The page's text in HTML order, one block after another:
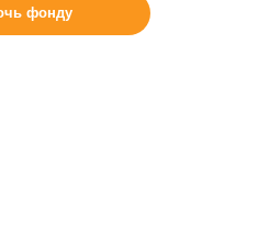
фонду